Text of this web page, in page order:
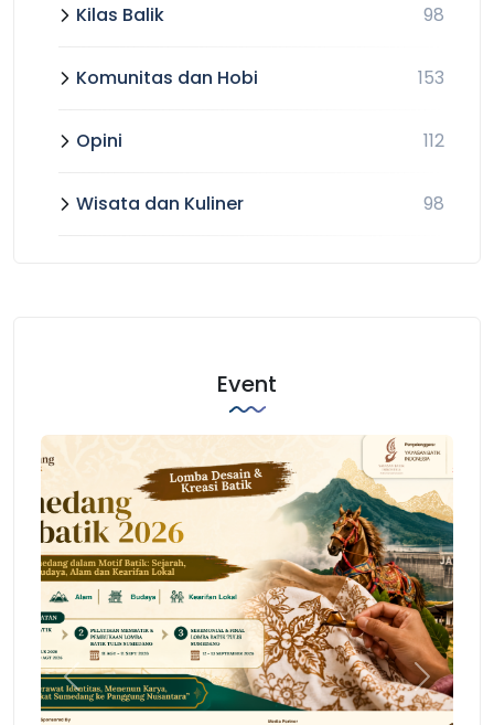
Kilas Balik 98
Komunitas dan Hobi 153
Opini 112
Wisata dan Kuliner 98
Event
Previous Next